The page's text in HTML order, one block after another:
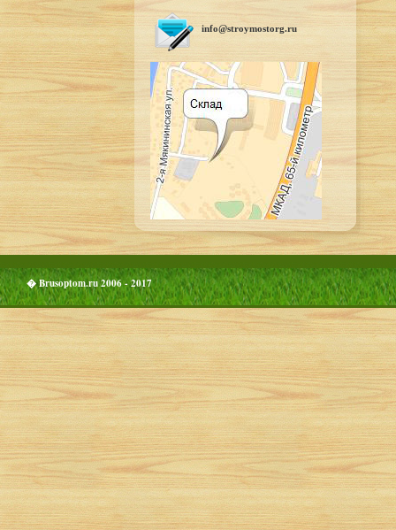
info@stroymostorg.ru
� Brusoptom.ru 2006 - 2017